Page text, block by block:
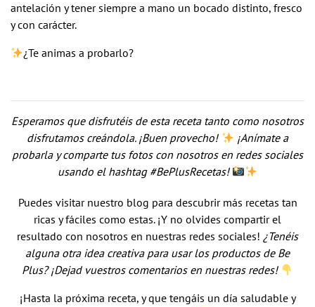
antelación y tener siempre a mano un bocado distinto, fresco
y con carácter.
¿Te animas a probarlo?
Esperamos que disfrutéis de esta receta tanto como nosotros
disfrutamos creándola. ¡Buen provecho!
¡Anímate a
probarla y comparte tus fotos con nosotros en redes sociales
usando el hashtag #BePlusRecetas!
Puedes visitar nuestro blog para descubrir más recetas tan
ricas y fáciles como estas. ¡Y no olvides compartir el
resultado con nosotros en nuestras redes sociales! ¿Tenéis
alguna otra idea creativa para usar los productos de Be
Plus? ¡Dejad vuestros comentarios en nuestras redes!
¡Hasta la próxima receta, y que tengáis un día saludable y